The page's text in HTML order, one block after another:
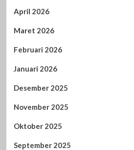
April 2026
Maret 2026
Februari 2026
Januari 2026
Desember 2025
November 2025
Oktober 2025
September 2025